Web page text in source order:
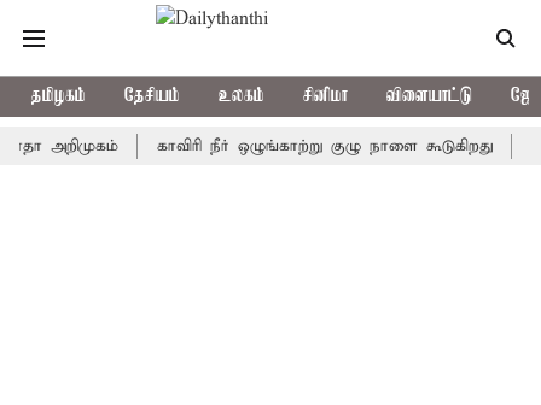
தமிழகம் தேசியம் உலகம் சினிமா விளையாட்டு
காவிரி நீர் ஒழுங்காற்று குழு நாளை கூடுகிறது ஒரு